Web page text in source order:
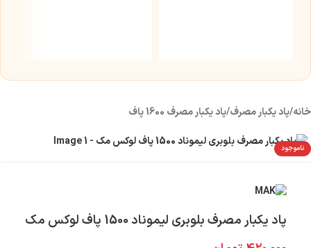
خانه/پاد یکبار مصرف/پاد یکبار مصرف 1600 پاف
ناموجود
پاد یکبار مصرف بلوبری لیموناد 1500 پاف لوکس مک